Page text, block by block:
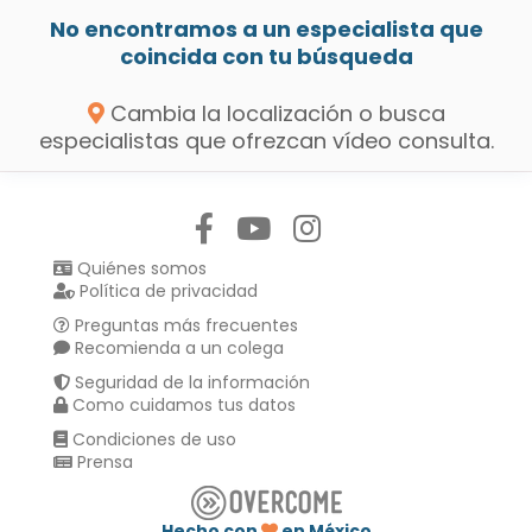
No encontramos a un especialista que
coincida con tu búsqueda
Cambia la localización o busca
especialistas que ofrezcan vídeo consulta.
Quiénes somos
Política de privacidad
Preguntas más frecuentes
Recomienda a un colega
Seguridad de la información
Como cuidamos tus datos
Condiciones de uso
Prensa